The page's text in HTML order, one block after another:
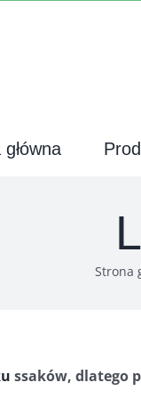
Strona
ssaków, dlatego